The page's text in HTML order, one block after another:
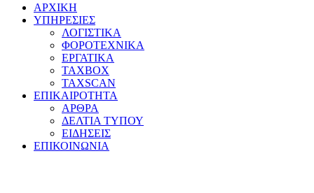
ΑΡΧΙΚΗ
ΥΠΗΡΕΣΙΕΣ
ΛΟΓΙΣΤΙΚΑ
ΦΟΡΟΤΕΧΝΙΚΑ
ΕΡΓΑΤΙΚΑ
TAXBOX
TAXSCAN
ΕΠΙΚΑΙΡΟΤΗΤΑ
ΑΡΘΡΑ
ΔΕΛΤΙΑ ΤΥΠΟΥ
ΕΙΔΗΣΕΙΣ
ΕΠΙΚΟΙΝΩΝΙΑ